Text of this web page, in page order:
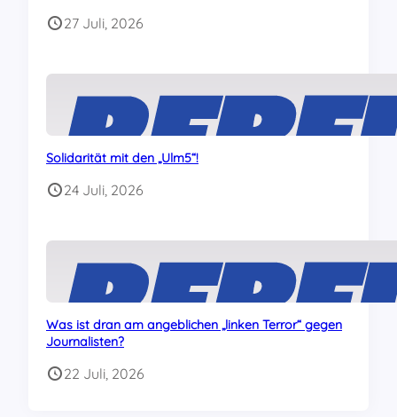
27 Juli, 2026
Solidarität mit den „Ulm5“!
24 Juli, 2026
Was ist dran am angeblichen „linken Terror“ gegen
Journalisten?
22 Juli, 2026